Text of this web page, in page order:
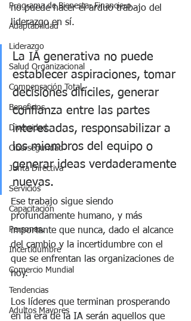
Programa de Bienestar Financiero
Adaptabilidad
Liderazgo
Salud Organizacional
Compensación Total
Beneficios
Diversidad
Ciberseguridad
Junta Directiva
Servicios
Capacitación
Personas.
Incertidumbre
Comercio Mundial
Tendencias
Adultos Mayores
no puede hacer el arduo trabajo del
liderazgo en sí.
La IA generativa no puede
establecer aspiraciones, tomar
decisiones difíciles, generar
confianza entre las partes
interesadas, responsabilizar a
los miembros del equipo o
generar ideas verdaderamente
nuevas.
Ese trabajo sigue siendo
profundamente humano, y más
importante que nunca, dado el alcance
del cambio y la incertidumbre con el
que se enfrentan las organizaciones de
hoy.
Los líderes que terminan prosperando
en la era de la IA serán aquellos que